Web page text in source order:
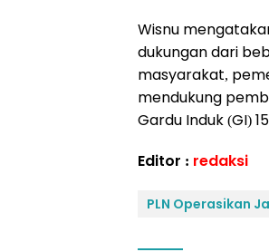
Wisnu
dukungan dari
masyarakat,
mendukung
Gardu Induk (GI)
Editor : redaksi
PLN Operasikan